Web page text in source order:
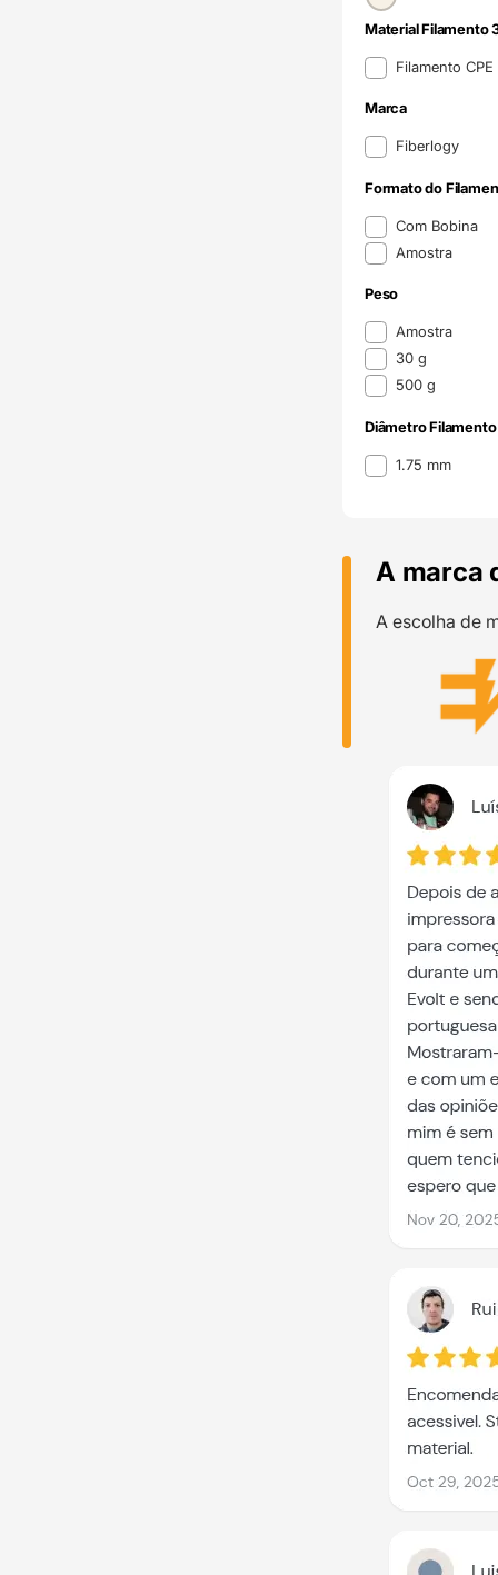
Material Filamento
Material Filamento
Filamento CPE
Marca
MarcaFiberlogy
Formato do
Formato do
Com Bobina
Amostra
Peso
Peso Amostra
30 g
500 g
Diâmetro Filamento
Diâmetro Filamento
1.75 mm
A marca
A escolha de